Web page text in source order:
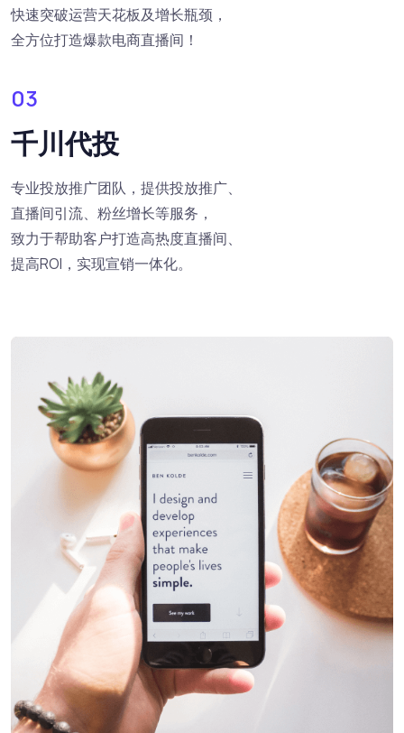
快速突破运营天花板及增长瓶颈，
全方位打造爆款电商直播间！
03
千川代投
专业投放推广团队，提供投放推广、
直播间引流、粉丝增长等服务，
致力于帮助客户打造高热度直播间、
提高ROI，实现宣销一体化。